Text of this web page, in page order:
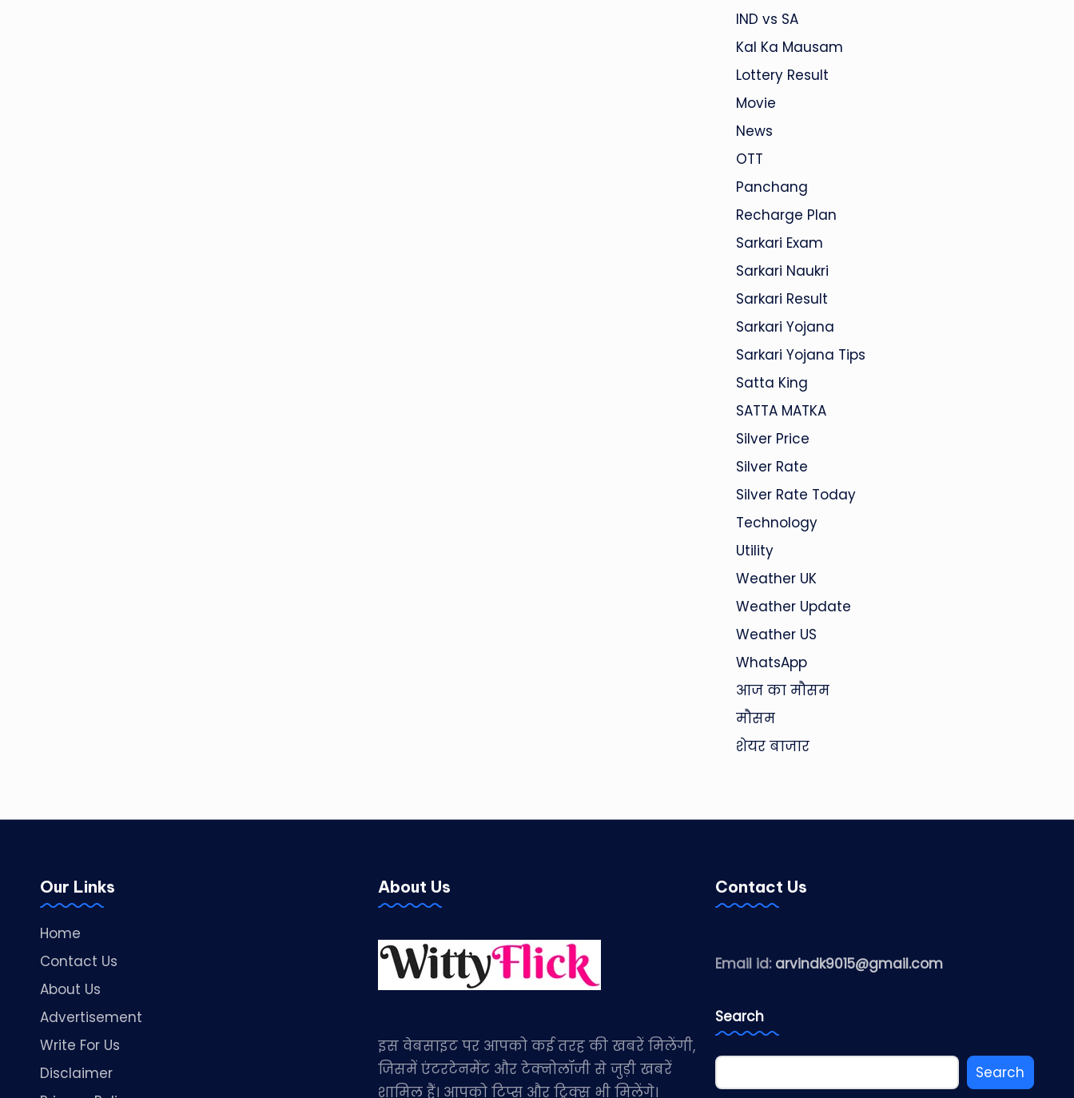
IND vs SA
Kal Ka Mausam
Lottery Result
Movie
News
OTT
Panchang
Recharge Plan
Sarkari Exam
Sarkari Naukri
Sarkari Result
Sarkari Yojana
Sarkari Yojana Tips
Satta King
SATTA MATKA
Silver Price
Silver Rate
Silver Rate Today
Technology
Utility
Weather UK
Weather Update
Weather US
WhatsApp
आज का मौसम
मौसम
शेयर बाजार
Our Links
Home
Contact Us
About Us
Advertisement
Write For Us
Disclaimer
About Us
इस वेबसाइट पर आपको कई तरह की खबरें मिलेंगी,
जिसमें एंटरटेनमेंट और टेक्नोलॉजी से जुड़ी खबरें
शामिल हैं। आपको टिप्स और ट्रिक्स भी मिलेंगे।
Contact Us
Email id: arvindk9015@gmail.com
Search
Search